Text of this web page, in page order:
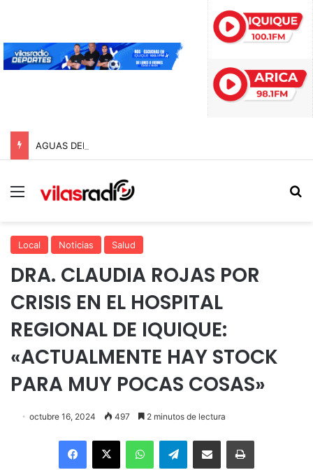
Menú
Local Noticias Salud
DRA. CLAUDIA ROJAS POR
CRISIS EN EL HOSPITAL
REGIONAL DE IQUIQUE:
«ACTUALMENTE HAY STOCK
PARA MUY POCAS COSAS»
octubre 16, 2024 497 2 minutos de lectura
Facebook
X WhatsAppTelegramEnviar vía email Imprimir